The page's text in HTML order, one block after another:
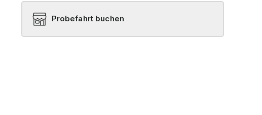
Probefahrt buchen